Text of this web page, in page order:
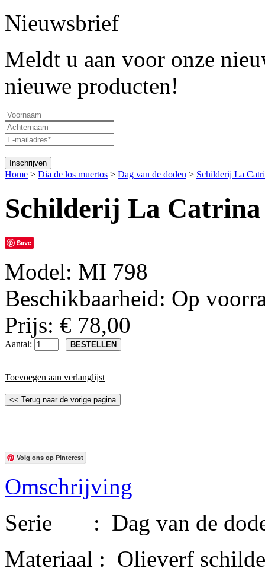
Nieuwsbrief
Meldt u aan voor onze
nieuwe producten!
Home > Dia de los muertos > Dag van de doden > Schilderij La
Schilderij La Catrina
Save
Model: MI 798
Beschikbaarheid: Op
Prijs: € 78,00
Aantal:
Toevoegen aan verlanglijst
Volg ons op Pinterest
Omschrijving
Serie : Dag van de
Materiaal : Olieverf